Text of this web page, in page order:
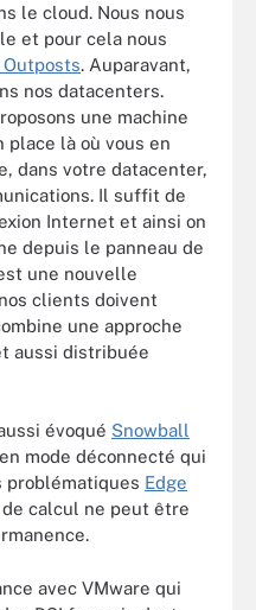
le cloud. Nous nous
et pour cela nous
. Auparavant,
nos datacenters.
une machine
là où vous en
dans votre datacenter,
Il suffit de
Internet et ainsi on
depuis le panneau de
une nouvelle
clients doivent
une approche
aussi distribuée
évoqué Snowball
mode déconnecté qui
problématiques Edge
calcul ne peut être
avec VMware qui